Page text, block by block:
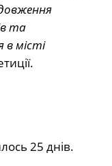
та
місті
25 днів.